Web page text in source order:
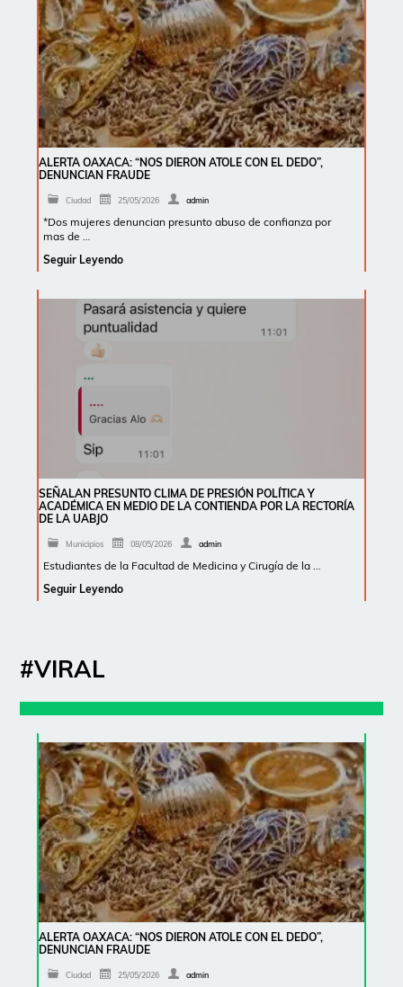
ALERTA OAXACA: “NOS DIERON ATOLE CON EL DEDO”,
DENUNCIAN FRAUDE
Ciudad 25/05/2026 admin
*Dos mujeres denuncian presunto abuso de confianza por
mas de …
Seguir Leyendo
SEÑALAN PRESUNTO CLIMA DE PRESIÓN POLÍTICA Y
ACADÉMICA EN MEDIO DE LA CONTIENDA POR LA RECTORÍA
DE LA UABJO
Municipios 08/05/2026 admin
Estudiantes de la Facultad de Medicina y Cirugía de la …
Seguir Leyendo
#VIRAL
ALERTA OAXACA: “NOS DIERON ATOLE CON EL DEDO”,
DENUNCIAN FRAUDE
Ciudad 25/05/2026 admin